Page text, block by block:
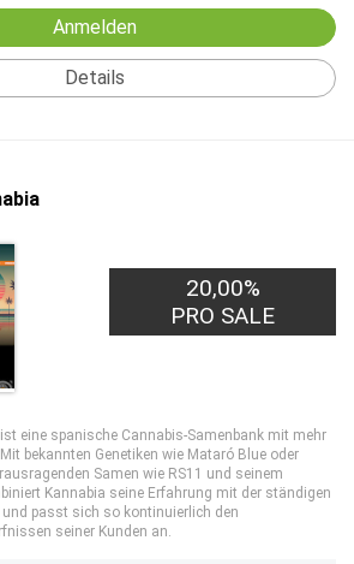
Anmelden
Details
20,00%
PRO SALE
eine spanische Cannabis-Samenbank mit mehr
bekannten Genetiken wie Mataró Blue oder
Samen wie RS11 und seinem
Kannabia seine Erfahrung mit der ständigen
und passt sich so kontinuierlich den
seiner Kunden an.